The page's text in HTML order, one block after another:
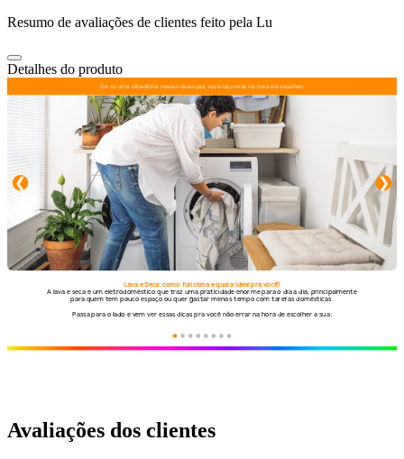
Resumo de avaliações de clientes feito pela Lu
Detalhes do produto
Avaliações dos clientes